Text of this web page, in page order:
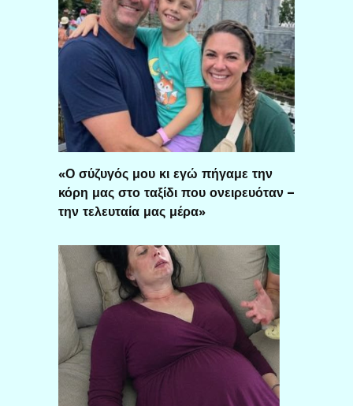
«Ο σύζυγός μου κι εγώ πήγαμε την
κόρη μας στο ταξίδι που ονειρευόταν –
την τελευταία μας μέρα»